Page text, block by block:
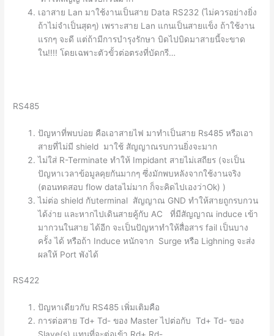
เอาสาย Lan มาใช้งานเป็นสาย Data RS232 (ไม่ควรอย่างยิ่ง
ถ้าไม่จำเป็นสุดๆ) เพราะสาย Lan แกนเป็นสายแข็ง ถ้าใช้งาน
แรกๆ จะดี แต่ถ้ามีการบำรุงรักษา บิดไปบิดมาสายนี้จะขาด
ใน!!!! โดยเฉพาะตัวขั้วต่อตรงที่บัดกรี…
RS485
ปัญหาที่พบบ่อย คือเอาสายไฟ มาทำเป็นสาย Rs485 หรือเอา
สายที่ไม่มี shield มาใช้ สัญญาณรบกวนยิ่งจะมาก
ไม่ใส่ R-Terminate ทำให้ Impidant สายไม่เสถียร (จะเป็น
ปัญหาเวลาข้อมูลคุยกันมากๆ ซึ่งมักพบหลังจากใช้งานจริง
(ตอนทดสอบ flow dataไม่มาก ก็จะคิดไปเองว่าOk) )
ไม่ต่อ shield กับterminal สัญญาณ GND ทำให้สายถูกรบกวน
ได้ง่าย และหากไปเดินสายคู้กับ AC ที่มีสัญญาณ induce เข้า
มากวนในสาย ได้อีก จะเป็นปัญหาทำให้สื่อสาร fail เป็นบาง
ครั้ง ได้ หรือถ้า Induce หนักจาก Surge หรือ Lighning จะส่ง
ผลให้ Port พังได้
RS422
ปัญหาเดียวกับ RS485 เพิ่มเติมคือ
การต่อสาย Td+ Td- ของ Master ไปต่อกับ Td+ Td- ของ